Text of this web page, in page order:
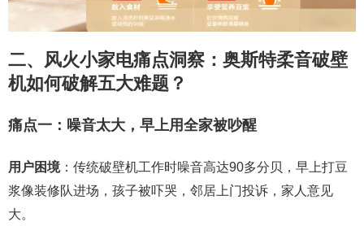
二、风火小家电痛点洞察：奥斯特柔音破壁
机如何破解五大难题？
痛点一：噪音太大，早上用全家被吵醒
用户困境：传统破壁机工作时噪音高达90多分贝，早上打豆
浆像装修队进场，孩子被吓哭，邻居上门投诉，家人意见
大。